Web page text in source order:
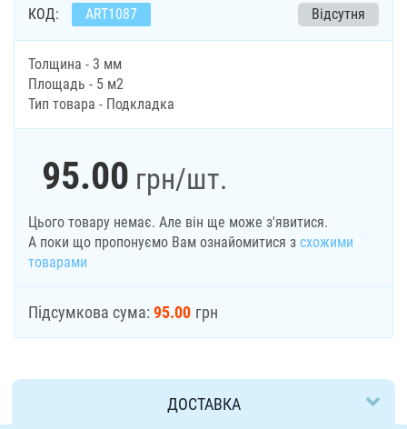
КОД: ART1087 Відсутня
Толщина - 3 мм
Площадь - 5 м2
Тип товара - Подкладка
95.00 грн/шт.
Цього товару немає. Але він ще може з'явитися.
А поки що пропонуємо Вам ознайомитися з схожими
товарами
Підсумкова сума: 95.00 грн
ДОСТАВКА